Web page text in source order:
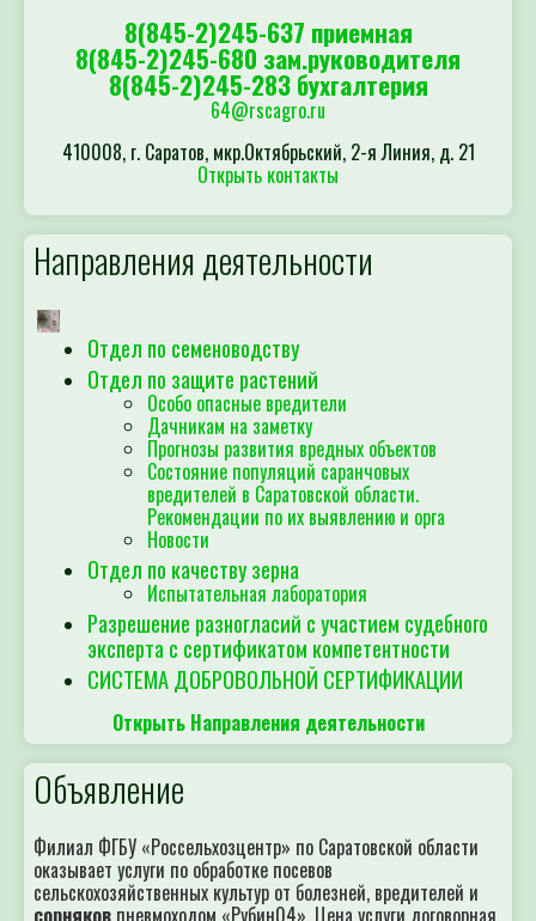
8(845-2)245-637 приемная
8(845-2)245-680 зам.руководителя
8(845-2)245-283 бухгалтерия
64@rscagro.ru
410008, г. Саратов, мкр.Октябрьский, 2-я Линия, д. 21
Открыть контакты
Направления деятельности
Отдел по семеноводству
Отдел по защите растений
Особо опасные вредители
Дачникам на заметку
Прогнозы развития вредных объектов
Состояние популяций саранчовых
вредителей в Саратовской области.
Рекомендации по их выявлению и орга
Новости
Отдел по качеству зерна
Испытательная лаборатория
Разрешение разногласий с участием судебного
эксперта с сертификатом компетентности
СИСТЕМА ДОБРОВОЛЬНОЙ СЕРТИФИКАЦИИ
Открыть Направления деятельности
Объявление
Филиал ФГБУ «Россельхозцентр» по Саратовской области
оказывает услуги по обработке посевов
сельскохозяйственных культур от болезней, вредителей и
сорняковпневмоходом «Рубин04». Цена услуги договорная.